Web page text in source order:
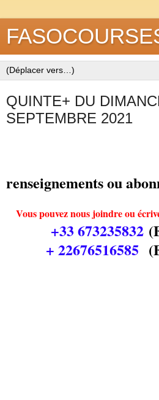
QUINTE+ DU
SEPTEMBRE 2021
renseignements ou
Vous pouvez nous joindre ou
+33 673235832
+ 22676516585